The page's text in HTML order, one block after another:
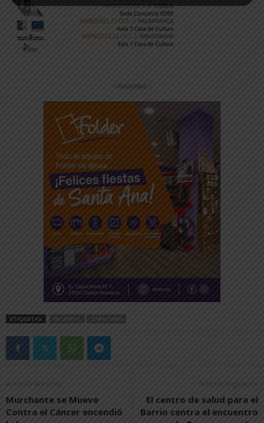
-- Publicidad --
ETIQUETAS INCENDIO TARAZONA
Artículo anterior
Murchante se Mueve
Contra el Cáncer encendió
Artículo siguiente
El centro de salud para el
Barrio centra el encuentro